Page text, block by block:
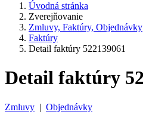
Úvodná stránka
Zverejňovanie
Zmluvy, Faktúry, Objednávky
Faktúry
Detail faktúry 522139061
Detail faktúry
Zmluvy | Objednávky